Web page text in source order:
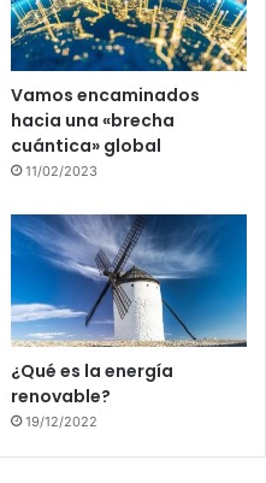
Vamos encaminados
hacia una «brecha
cuántica» global
11/02/2023
¿Qué es la energía
renovable?
19/12/2022